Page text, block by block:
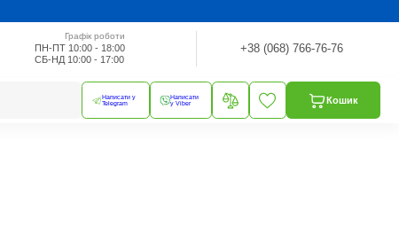
Графік роботи
ПН-ПТ 10:00 - 18:00
СБ-НД 10:00 - 17:00
+38 (068) 766-76-76
Написати у
Telegram
Написати
у Viber
Кошик